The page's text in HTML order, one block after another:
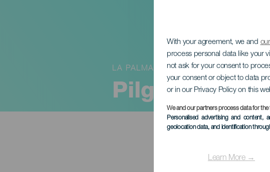
With your agreement, we and
process personal data like your
not ask for your consent to
your consent or object to data
or in our Privacy Policy on this
We and our partners process data for
Personalised advertising and content,
geolocation data, and identification
Learn More →
Pilgrimsfärd
LA PALMA